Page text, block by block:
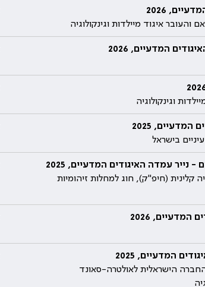
2026
והעובר איגוד מיילדות וגינקולוגיה
וגינקולוגיה
בישראל
עמדה האיגודים המדעיים, 2025
קלינית (חיפ"ק), חוג למחלות זיהומיות
2026
המדעיים, 2025
החברה הישראלית לאולטרה-סאונד